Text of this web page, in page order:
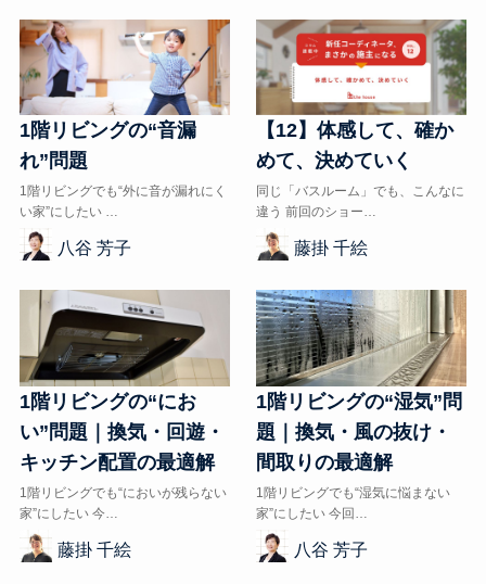
1階リビングの“音漏
れ”問題
1階リビングでも“外に音が漏れにく
い家”にしたい …
八谷 芳子
【12】体感して、確か
めて、決めていく
同じ「バスルーム」でも、こんなに
違う 前回のショー…
藤掛 千絵
1階リビングの“にお
い”問題｜換気・回遊・
キッチン配置の最適解
1階リビングでも“においが残らない
家”にしたい 今…
藤掛 千絵
1階リビングの“湿気”問
題｜換気・風の抜け・
間取りの最適解
1階リビングでも“湿気に悩まない
家”にしたい 今回…
八谷 芳子